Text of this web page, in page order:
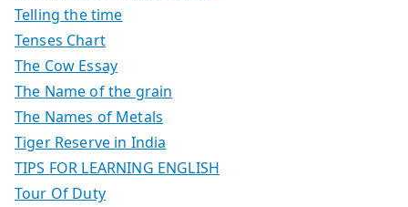
Telling the time
Tenses Chart
The Cow Essay
The Name of the grain
The Names of Metals
Tiger Reserve in India
TIPS FOR LEARNING ENGLISH
Tour Of Duty